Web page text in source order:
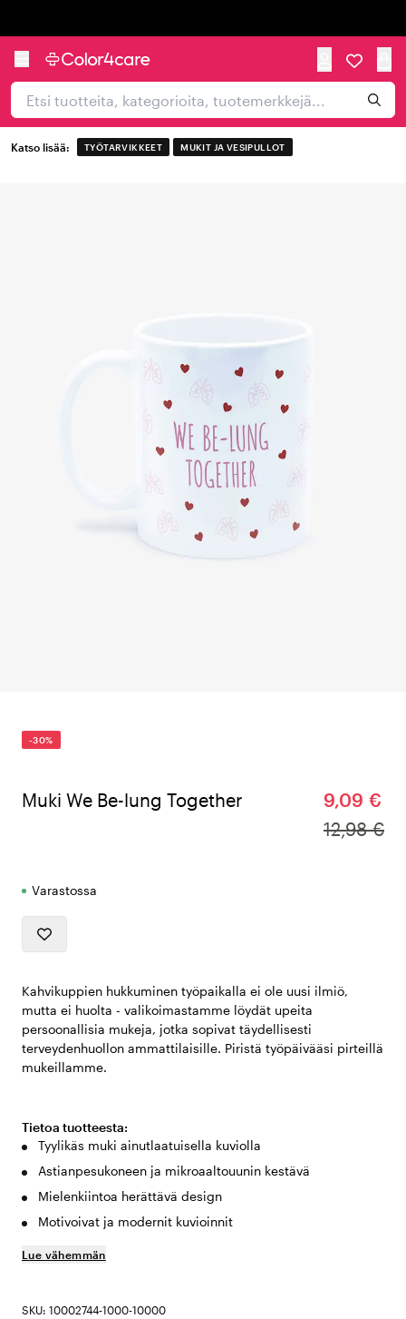
Katso lisää: TYÖTARVIKKEET MUKIT JA VESIPULLOT
-30%
Muki We Be-lung Together
9,09 €
12,98 €
Varastossa
Kahvikuppien hukkuminen työpaikalla ei ole uusi ilmiö,
mutta ei huolta - valikoimastamme löydät upeita
persoonallisia mukeja, jotka sopivat täydellisesti
terveydenhuollon ammattilaisille. Piristä työpäivääsi pirteillä
mukeillamme.
Tietoa tuotteesta:
Tyylikäs muki ainutlaatuisella kuviolla
Astianpesukoneen ja mikroaaltouunin kestävä
Mielenkiintoa herättävä design
Motivoivat ja modernit kuvioinnit
Lue vähemmän
SKU: 10002744-1000-10000